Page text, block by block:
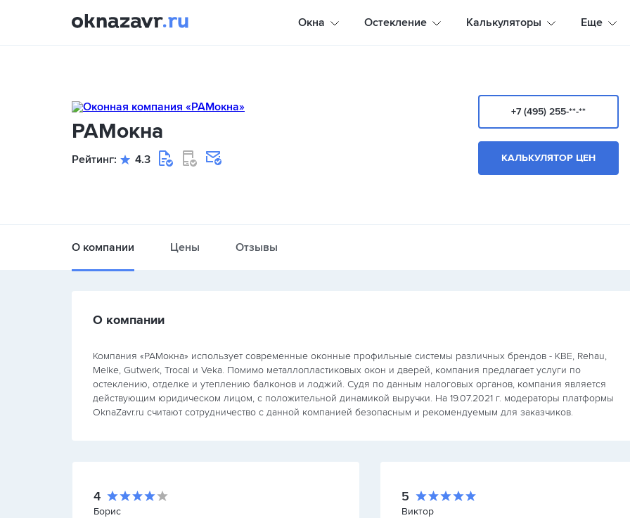
Окна Остекление Калькуляторы Еще
РАМокна
Рейтинг: 4.3
+7 (495) 255-**-**
КАЛЬКУЛЯТОР ЦЕН
О компании Цены Отзывы
О компании
Компания «РАМокна» использует современные оконные профильные системы различных брендов - KBE, Rehau,
Melke, Gutwerk, Trocal и Veka. Помимо металлопластиковых окон и дверей, компания предлагает услуги по
остеклению, отделке и утеплению балконов и лоджий. Судя по данным налоговых органов, компания является
действующим юридическом лицом, с положительной динамикой выручки. На 19.07.2021 г. модераторы платформы
OknaZavr.ru считают сотрудничество с данной компанией безопасным и рекомендуемым для заказчиков.
4
Борис
5
Виктор